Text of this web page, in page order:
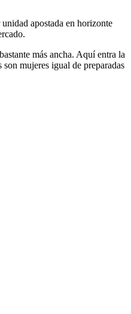
apostada en horizonte
más ancha. Aquí entra la
mujeres igual de preparadas